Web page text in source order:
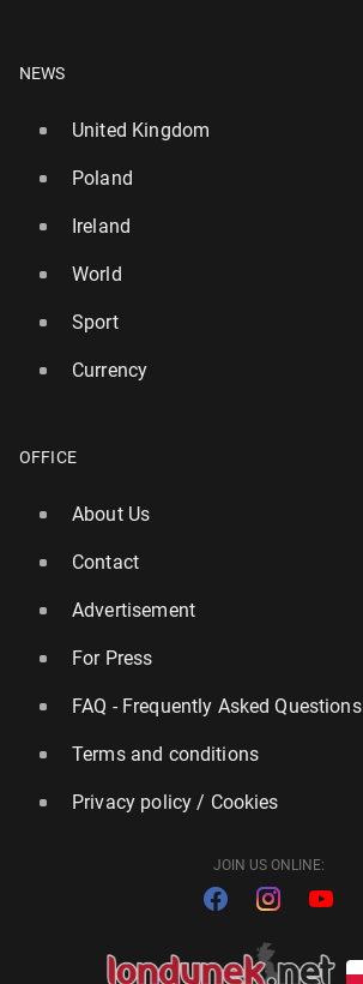
NEWS
United Kingdom
Poland
Ireland
World
Sport
Currency
OFFICE
About Us
Contact
Advertisement
For Press
FAQ - Frequently Asked Questions
Terms and conditions
Privacy policy / Cookies
JOIN US ONLINE: